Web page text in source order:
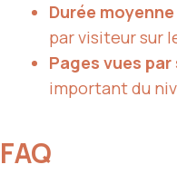
Durée
par visiteur sur
Pages vues
important du
FAQ